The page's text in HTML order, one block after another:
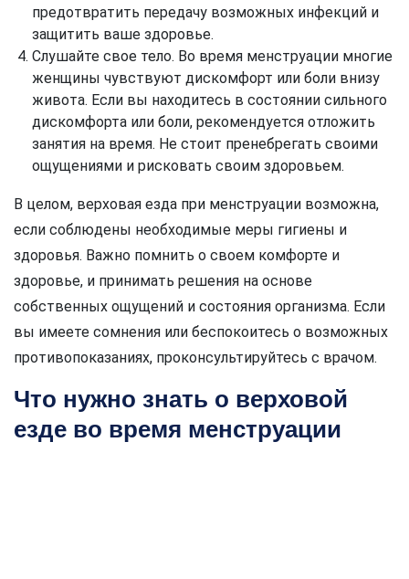
предотвратить передачу возможных инфекций и
защитить ваше здоровье.
Слушайте свое тело. Во время менструации многие
женщины чувствуют дискомфорт или боли внизу
живота. Если вы находитесь в состоянии сильного
дискомфорта или боли, рекомендуется отложить
занятия на время. Не стоит пренебрегать своими
ощущениями и рисковать своим здоровьем.
В целом, верховая езда при менструации возможна,
если соблюдены необходимые меры гигиены и
здоровья. Важно помнить о своем комфорте и
здоровье, и принимать решения на основе
собственных ощущений и состояния организма. Если
вы имеете сомнения или беспокоитесь о возможных
противопоказаниях, проконсультируйтесь с врачом.
Что нужно знать о верховой
езде во время менструации